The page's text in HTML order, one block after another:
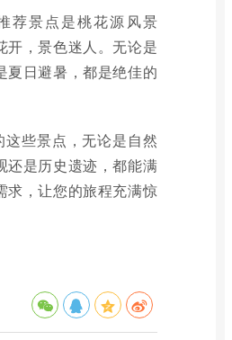
荐景点是桃花源风景
开，景色迷人。无论是
夏日避暑，都是绝佳的
这些景点，无论是自然
还是历史遗迹，都能满
求，让您的旅程充满惊